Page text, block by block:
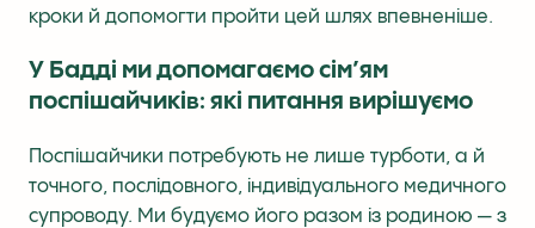
кроки й допомогти пройти цей шлях впевненіше.
У Бадді ми допомагаємо сім’ям
поспішайчиків: які питання вирішуємо
Поспішайчики потребують не лише турботи, а й
точного, послідовного, індивідуального медичного
супроводу. Ми будуємо його разом із родиною — з